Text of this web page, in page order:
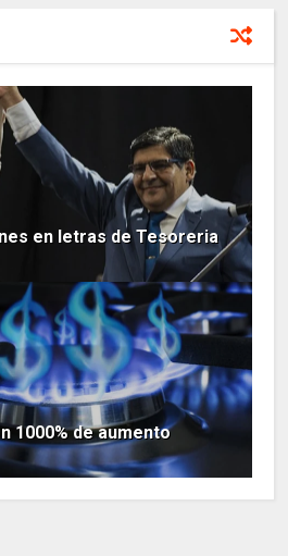
en letras de Tesoreria
1000% de aumento